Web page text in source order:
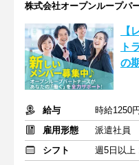
株式会社オープンループパ
【
ト
の
給与
時給1250
雇用形態
派遣社員
シフト
週5日以上